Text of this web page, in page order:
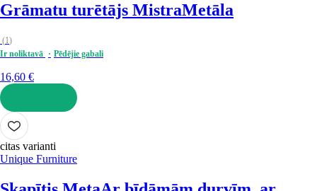
Grāmatu turētājs MistraMetāla
(1)
Ir noliktavā
Pēdējie gabali
16,60 €
LIKT GROZĀ
citas varianti
Unique Furniture